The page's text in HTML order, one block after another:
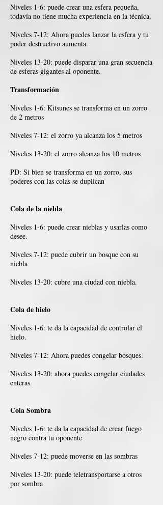
Niveles 1-6: puede crear una esfera pequeña,
todavía no tiene mucha experiencia en la técnica.
Niveles 7-12: Ahora puedes lanzar la esfera y tu
poder destructivo aumenta.
Niveles 13-20: puede disparar una gran secuencia
de esferas gigantes al oponente.
Transformación
Niveles 1-6: Kitsunes se transforma en un zorro
de 2 metros
Niveles 7-12: el zorro ya alcanza los 5 metros
Niveles 13-20: el zorro alcanza los 10 metros
PD: Si bien se transforma en un zorro, sus
poderes con las colas se duplican
Cola de la niebla
Niveles 1-6: puede crear nieblas y usarlas como
desee.
Niveles 7-12: puede cubrir un bosque con su
niebla
Niveles 13-20: cubre una ciudad con niebla.
Cola de hielo
Niveles 1-6: te da la capacidad de controlar el
hielo.
Niveles 7-12: Ahora puedes congelar bosques.
Niveles 13-20: ahora puedes congelar ciudades
enteras.
Cola Sombra
Niveles 1-6: te da la capacidad de crear fuego
negro contra tu oponente
Niveles 7-12: puede moverse en las sombras
Niveles 13-20: puede teletransportarse a otros
por sombra